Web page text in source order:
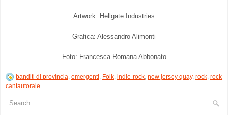
Artwork: Hellgate Industries
Grafica: Alessandro Alimonti
Foto: Francesca Romana Abbonato
banditi di provincia, emergenti, Folk, indie-rock, new jersey quay, rock, rock
cantautorale